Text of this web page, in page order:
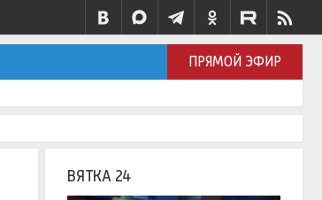
ПРЯМОЙ ЭФИР
ВЯТКА 24